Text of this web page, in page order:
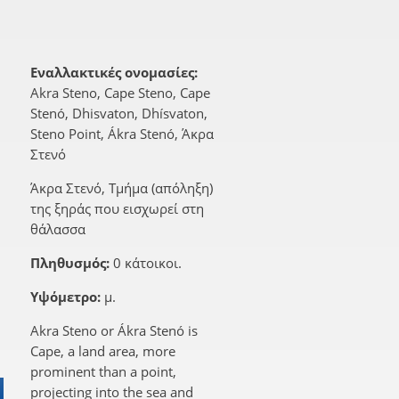
Εναλλακτικές ονομασίες:
Akra Steno, Cape Steno, Cape
Stenó, Dhisvaton, Dhísvaton,
Steno Point, Ákra Stenó, Άκρα
Στενό
Άκρα Στενό, Τμήμα (απόληξη)
της ξηράς που εισχωρεί στη
θάλασσα
Πληθυσμός: 0 κάτοικοι.
Υψόμετρο: μ.
Akra Steno or Ákra Stenó is
Cape, a land area, more
prominent than a point,
projecting into the sea and